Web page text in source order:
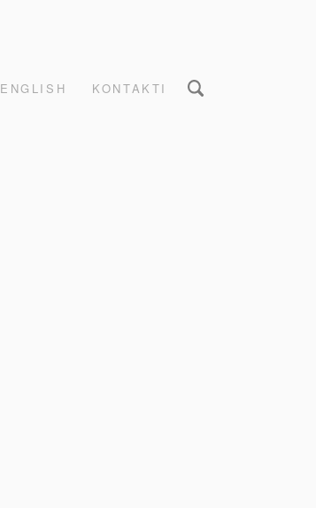
ENGLISH KONTAKTI